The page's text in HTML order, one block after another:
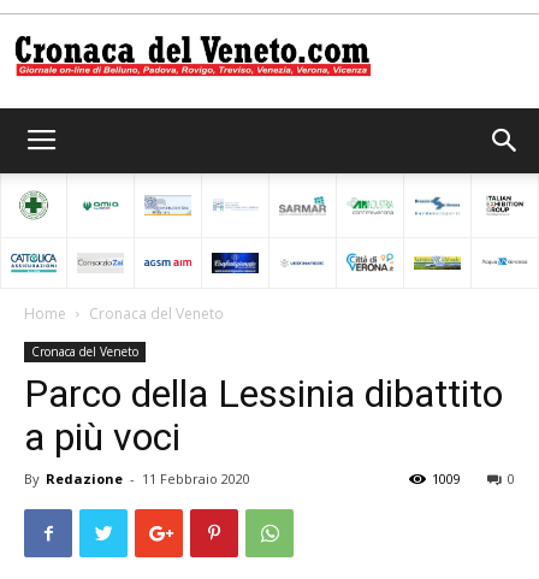
del
Home Cronaca del Veneto
Cronaca del Veneto
Parco della Lessinia dibattito
a più voci
By Redazione - 11 Febbraio 2020 0
1009